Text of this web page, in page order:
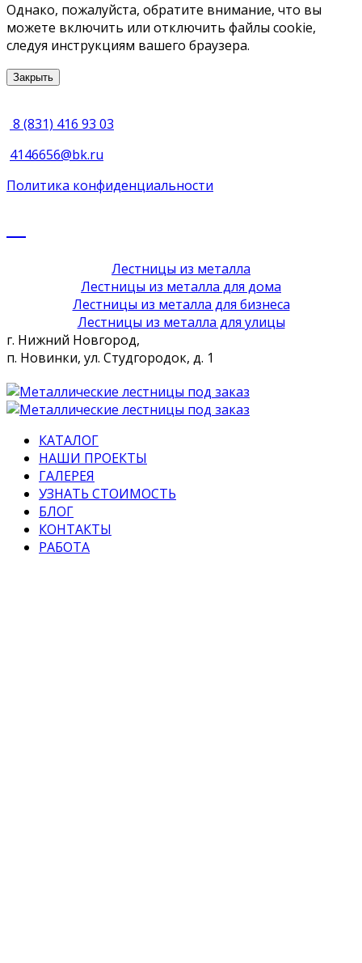
Однако, пожалуйста, обратите внимание, что вы
можете включить или отключить файлы cookie,
следуя инструкциям вашего браузера.
Закрыть
8 (831) 416 93 03
4146656@bk.ru
Политика конфиденциальности
Лестницы из металла
Лестницы из металла для дома
Лестницы из металла для бизнеса
Лестницы из металла для улицы
г. Нижний Новгород,
п. Новинки, ул. Студгородок, д. 1
КАТАЛОГ
НАШИ ПРОЕКТЫ
ГАЛЕРЕЯ
УЗНАТЬ СТОИМОСТЬ
БЛОГ
КОНТАКТЫ
РАБОТА